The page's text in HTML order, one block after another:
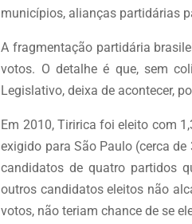
municípios, alianças partidárias
A fragmentação partidária
votos. O detalhe é que, sem
Legislativo, deixa de acontecer,
Em 2010, Tiririca foi eleito com
exigido para São Paulo (cerca
candidatos de quatro partidos
outros candidatos eleitos não
votos, não teriam chance de se